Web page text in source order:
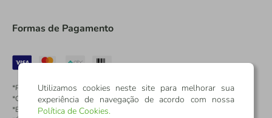
Formas de Pagamento
*Pontos dos Cartões Sicredi
*Cartões Sicredi
*Boleto exclusivo para associados PJ
Utilizamos cookies neste site para melhorar sua
experiência de navegação de acordo com nossa
Política de Cookies.